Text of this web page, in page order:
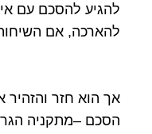
להגיע להסכם עם
להארכה, אם
אך הוא חזר והזהיר
הסכם –מתקניה